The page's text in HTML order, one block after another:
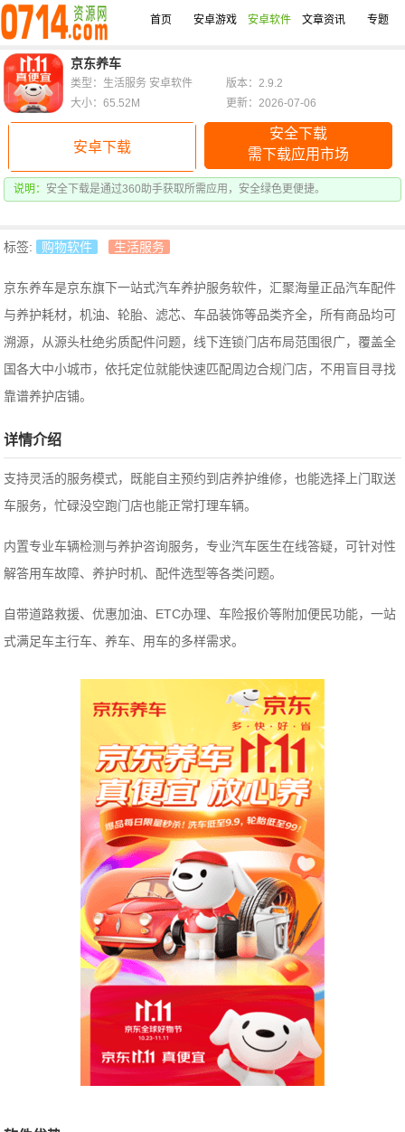
首页 安卓游戏 安卓软件 文章资讯 专题
京东养车
安卓下载
安全下载
需下载应用市场
说明： 安全下载是通过360助手获取所需应用，安全绿色更便捷。
类型：生活服务 安卓软件
版本：2.9.2
大小：65.52M
更新：2026-07-06
标签: 购物软件 生活服务
京东养车是京东旗下一站式汽车养护服务软件，汇聚海量正品汽车配件
与养护耗材，机油、轮胎、滤芯、车品装饰等品类齐全，所有商品均可
溯源，从源头杜绝劣质配件问题，线下连锁门店布局范围很广，覆盖全
国各大中小城市，依托定位就能快速匹配周边合规门店，不用盲目寻找
靠谱养护店铺。
详情介绍
支持灵活的服务模式，既能自主预约到店养护维修，也能选择上门取送
车服务，忙碌没空跑门店也能正常打理车辆。
内置专业车辆检测与养护咨询服务，专业汽车医生在线答疑，可针对性
解答用车故障、养护时机、配件选型等各类问题。
自带道路救援、优惠加油、ETC办理、车险报价等附加便民功能，一站
式满足车主行车、养车、用车的多样需求。